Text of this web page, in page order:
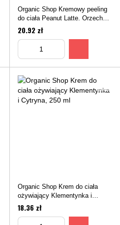
Organic Shop Kremowy peeling
do ciała Peanut Latte. Orzechy
ziemne i Masło Shea, 250 ml
20.92 zł
Organic Shop Krem do ciała
ożywiający Klementynka i
Cytryna, 250 ml
18.36 zł